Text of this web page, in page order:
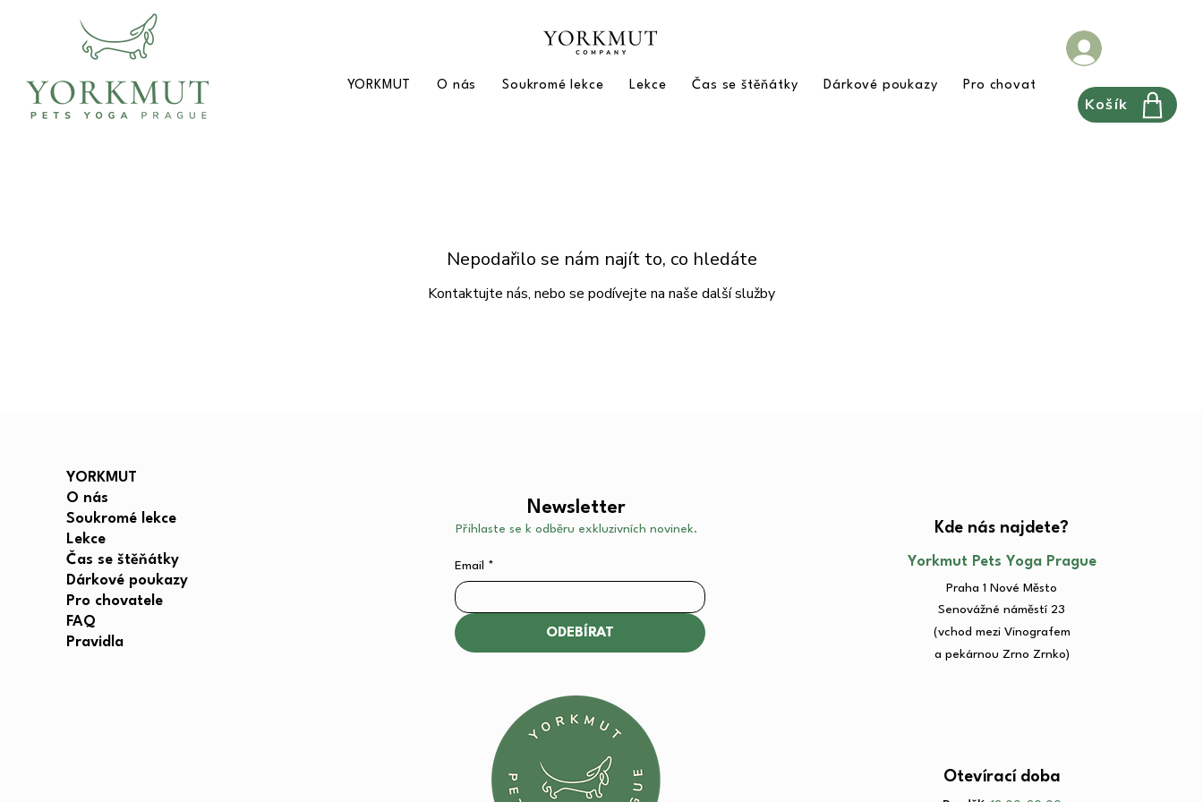
YORKMUT O nás Soukromé lekce Lekce Čas se štěňátky Dárkové poukazy Pro chovatele FAQ Pravidla
Košík
Nepodařilo se nám najít to, co hledáte
Kontaktujte nás, nebo se podívejte na naše další služby
YORKMUT
O nás
Soukromé lekce
Lekce
Čas se štěňátky
Dárkové poukazy
Pro chovatele
FAQ
Pravidla
Email *
ODEBÍRAT
Newsletter
Přihlaste se k odběru exkluzivních novinek. Kde nás najdete?​
Yorkmut Pets Yoga Prague
Praha 1 Nové Město
Senovážné náměstí 23​
(vchod mezi Vinografem
a pekárnou Zrno Zrnko)
Otevírací doba